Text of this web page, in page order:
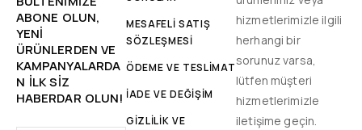
ABONE OLUN,
YENİ
ÜRÜNLERDEN VE
KAMPANYALARDA
N ILK SIZ
HABERDAR OLUN!
MESAFELİ SATIŞ
SÖZLEŞMESİ
ÖDEME VE TESLİMAT
İADE VE DEĞİŞİM
GİZLİLİK VE
hizmetlerimizle ilgili
herhangi bir
sorunuz varsa,
lütfen müşteri
hizmetlerimizle
iletişime geçin.